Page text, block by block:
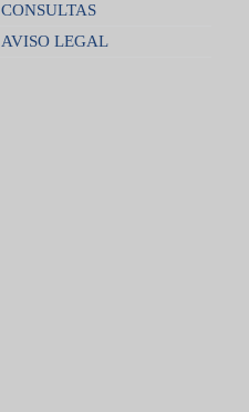
CONSULTAS
AVISO LEGAL